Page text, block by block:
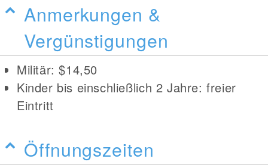
Anmerkungen &
Vergünstigungen
Militär: $14,50
Kinder bis einschließlich 2 Jahre: freier
Eintritt
Öffnungszeiten